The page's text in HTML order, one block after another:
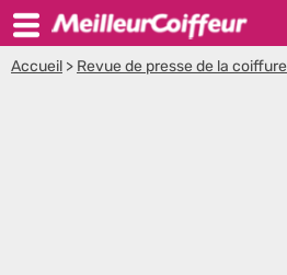
Accueil > Revue de presse de la coiffure